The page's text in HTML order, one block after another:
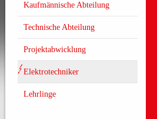
Kaufmännische Abteilung
Technische Abteilung
Projektabwicklung
Elektrotechniker
Lehrlinge